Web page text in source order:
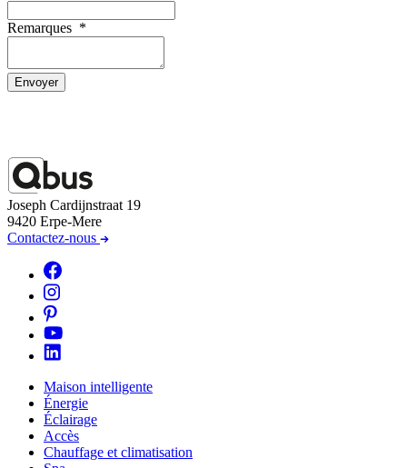
Remarques *
Envoyer
Joseph Cardijnstraat 19
9420 Erpe-Mere
Contactez-nous
Maison intelligente
Énergie
Éclairage
Accès
Chauffage et climatisation